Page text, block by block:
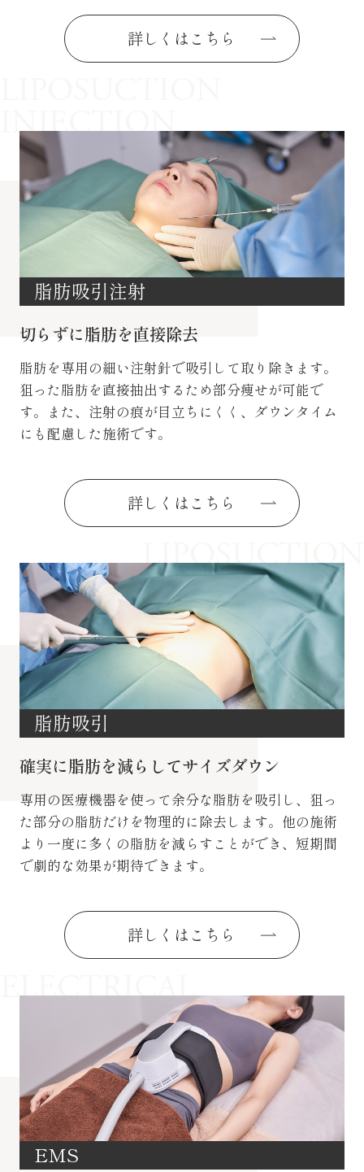
詳しくはこちら
INJECTION
脂肪吸引注射
切らずに脂肪を直接除去
脂肪を専用の細い注射針で吸引して取り除きます。
狙った脂肪を直接抽出するため部分痩せが可能で
す。また、注射の痕が目立ちにくく、ダウンタイム
にも配慮した施術です。
詳しくはこちら
LIPOSUCTION
脂肪吸引
確実に脂肪を減らしてサイズダウン
専用の医療機器を使って余分な脂肪を吸引し、狙っ
た部分の脂肪だけを物理的に除去します。他の施術
より一度に多くの脂肪を減らすことができ、短期間
で劇的な効果が期待できます。
詳しくはこちら
ELECTRICAL
EMS